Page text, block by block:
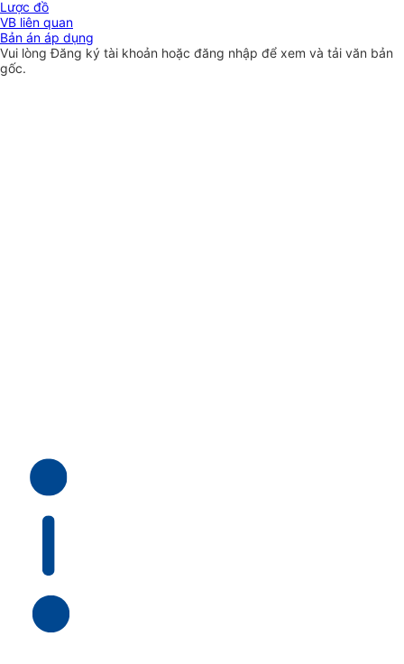
Lược đồ
VB liên quan
Bản án áp dụng
Vui lòngĐăng ký tài khoản hoặc đăng nhập để xem và tải văn bản
gốc.